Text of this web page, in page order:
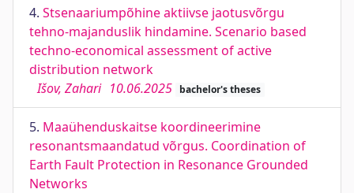
4. Stsenaariumpõhine aktiivse jaotusvõrgu
tehno-majanduslik hindamine. Scenario based
techno-economical assessment of active
distribution network
Išov, Zahari 10.06.2025 bachelor's theses
5. Maaühenduskaitse koordineerimine
resonantsmaandatud võrgus. Coordination of
Earth Fault Protection in Resonance Grounded
Networks